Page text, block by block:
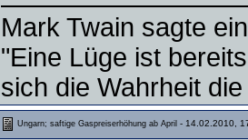
Mark Twain sagte
"Eine Lüge ist
sich die Wahrheit
Ungarn; saftige Gaspreiserhöhung ab April - 14.02.2010,